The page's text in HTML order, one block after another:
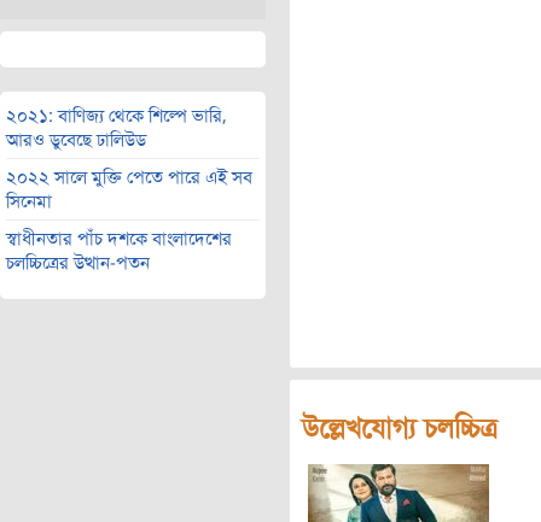
২০২১: বাণিজ্য থেকে শিল্পে ভারি,
আরও ডুবেছে ঢালিউড
২০২২ সালে মুক্তি পেতে পারে এই সব
সিনেমা
স্বাধীনতার পাঁচ দশকে বাংলাদেশের
চলচ্চিত্রের উত্থান-পতন
উল্লেখযোগ্য চলচ্চিত্র